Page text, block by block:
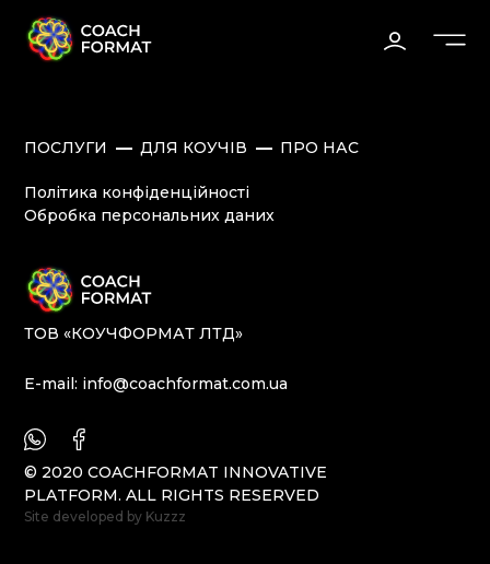
ТОВ «КОУЧФОРМАТ ЛТД»
E-mail: info@coachformat.com.ua
© 2020 COACHFORMAT INNOVATIVE
PLATFORM. ALL RIGHTS RESERVED
Site developed by Kuzzz
ПОСЛУГИ ДЛЯ КОУЧІВ ПРО НАС
Політика конфіденційності
Обробка персональних даних